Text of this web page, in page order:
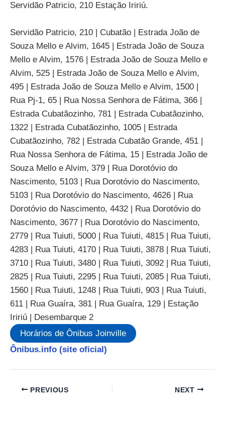
Servidão Patricio, 210 Estação Iririú.
Servidão Patricio, 210 | Cubatão | Estrada João de
Souza Mello e Alvim, 1645 | Estrada João de Souza
Mello e Alvim, 1576 | Estrada João de Souza Mello e
Alvim, 525 | Estrada João de Souza Mello e Alvim,
495 | Estrada João de Souza Mello e Alvim, 1500 |
Rua Pj-1, 65 | Rua Nossa Senhora de Fátima, 366 |
Estrada Cubatãozinho, 781 | Estrada Cubatãozinho,
1322 | Estrada Cubatãozinho, 1005 | Estrada
Cubatãozinho, 782 | Estrada Cubatão Grande, 451 |
Rua Nossa Senhora de Fátima, 15 | Estrada João de
Souza Mello e Alvim, 379 | Rua Dorotóvio do
Nascimento, 5103 | Rua Dorotóvio do Nascimento,
5103 | Rua Dorotóvio do Nascimento, 4626 | Rua
Dorotóvio do Nascimento, 4432 | Rua Dorotóvio do
Nascimento, 3677 | Rua Dorotóvio do Nascimento,
2779 | Rua Tuiuti, 5000 | Rua Tuiuti, 4815 | Rua Tuiuti,
4283 | Rua Tuiuti, 4170 | Rua Tuiuti, 3878 | Rua Tuiuti,
3710 | Rua Tuiuti, 3480 | Rua Tuiuti, 3092 | Rua Tuiuti,
2825 | Rua Tuiuti, 2295 | Rua Tuiuti, 2085 | Rua Tuiuti,
1560 | Rua Tuiuti, 1248 | Rua Tuiuti, 903 | Rua Tuiuti,
611 | Rua Guaíra, 381 | Rua Guaíra, 129 | Estação
Iririú | Desembarque 2
Horários de Ônibus Joinville
Ônibus.info (site oficial)
PREVIOUS NEXT